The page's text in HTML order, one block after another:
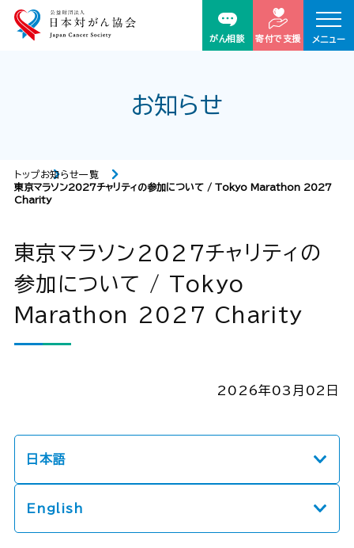
がん相談 寄付で支援 メニュー
お知らせ
トップお知らせ一覧
東京マラソン2027チャリティの参加について / Tokyo Marathon 2027
Charity
東京マラソン2027チャリティの
参加について / Tokyo
Marathon 2027 Charity
2026年03月02日
日本語
English